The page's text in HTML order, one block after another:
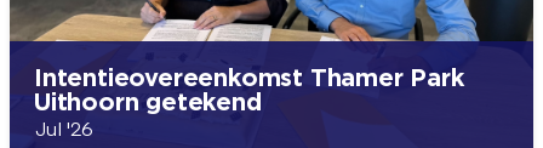
Intentieovereenkomst Thamer Park
Uithoorn getekend
Jul '26